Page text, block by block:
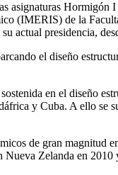
asignaturas
(IMERIS) de la
actual presidencia,
el diseño
en el diseño
y Cuba. A ello
de gran magnitud
Zelanda en